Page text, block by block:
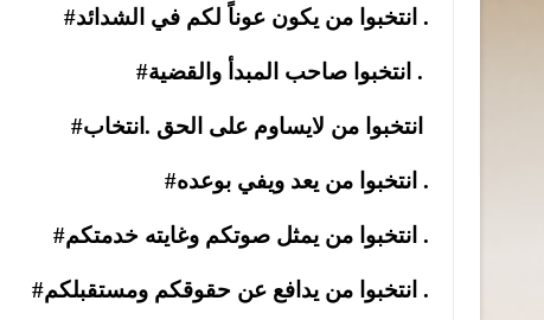
#انتخبوا من يكون عوناً لكم في الشدائد .
#انتخبوا صاحب المبدأ والقضية .
#انتخبوا من يعد ويفي بوعده .
#انتخبوا من يمثل صوتكم وغايته خدمتكم .
#انتخبوا من يدافع عن حقوقكم ومستقبلكم .